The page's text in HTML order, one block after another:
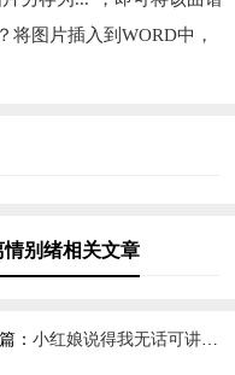
将图片插入到WORD中，
别绪相关文章
： 小红娘说得我无话可讲(十二场豫剧西厢记选段)简谱京剧,尽显豫剧的灵动韵味